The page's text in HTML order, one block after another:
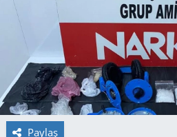
Paylaş
KÜLTÜR SANAT
MAGAZİN
POLİTİKA
RESMİ İLANLAR